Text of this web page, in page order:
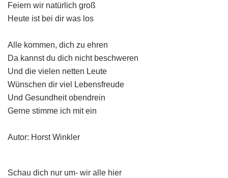
Feiern wir natürlich groß
Heute ist bei dir was los
Alle kommen, dich zu ehren
Da kannst du dich nicht beschweren
Und die vielen netten Leute
Wünschen dir viel Lebensfreude
Und Gesundheit obendrein
Gerne stimme ich mit ein
Autor: Horst Winkler
Schau dich nur um- wir alle hier